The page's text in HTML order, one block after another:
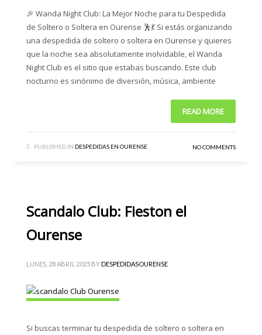
🎉 Wanda Night Club: La Mejor Noche para tu Despedida
de Soltero o Soltera en Ourense 🕺💃 Si estás organizando
una despedida de soltero o soltera en Ourense y quieres
que la noche sea absolutamente inolvidable, el Wanda
Night Club es el sitio que estabas buscando. Este club
nocturno es sinónimo de diversión, música, ambiente
READ MORE
PUBLISHED IN DESPEDIDAS EN OURENSE NO COMMENTS
Scandalo Club: Fieston el
Ourense
LUNES, 28 ABRIL 2025 BYDESPEDIDASOURENSE
Si buscas terminar tu despedida de soltero o soltera en